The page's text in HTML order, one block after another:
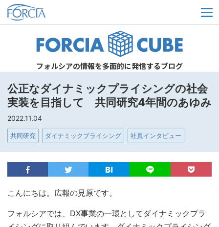
メ
フォルシアの情報を多面的に発信するブログ
公正なダイナミックプライシングの社会
実装を目指して 共同研究4年間のあゆみ
2022.11.04
共同研究 ダイナミックプライシング 社員インタビュー
こんにちは。広報の見原です。
フォルシアでは、DX事業の一環としてダイナミックプラ